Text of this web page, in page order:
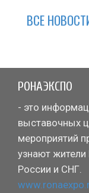
ВСЕ
РОНАЭКСПО
- это
выставочных
мероприятий
узнают
России и СНГ.